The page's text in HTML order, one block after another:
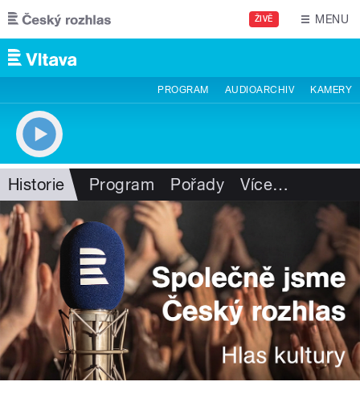
Přejít k hlavnímu obsahu
ŽIVĚ MENU
PROGRAM AUDIOARCHIV KAMERY
Historie Program Pořady Více…